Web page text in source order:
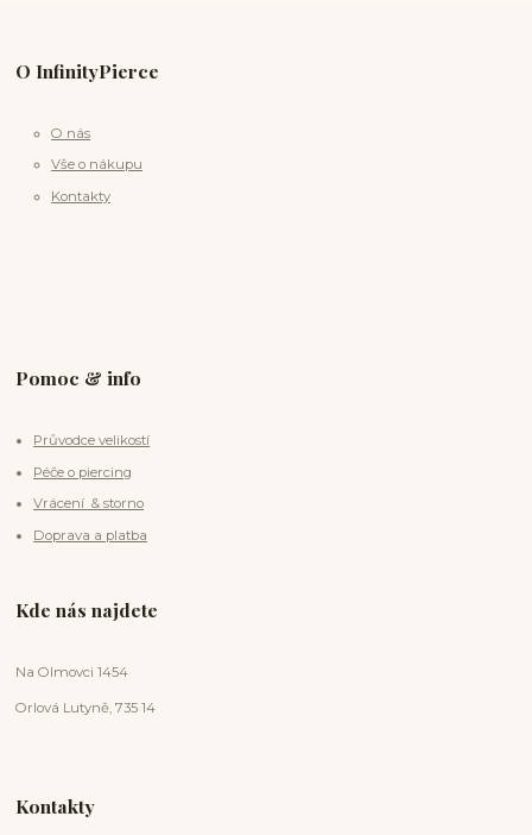
O InfinityPierce
O nás
Vše o nákupu
Kontakty
Pomoc & info
Průvodce velikostí
Péče o piercing
Vrácení & storno
Doprava a platba
Kde nás najdete
Na Olmovci 1454
Orlová Lutyně, 735 14
Kontakty